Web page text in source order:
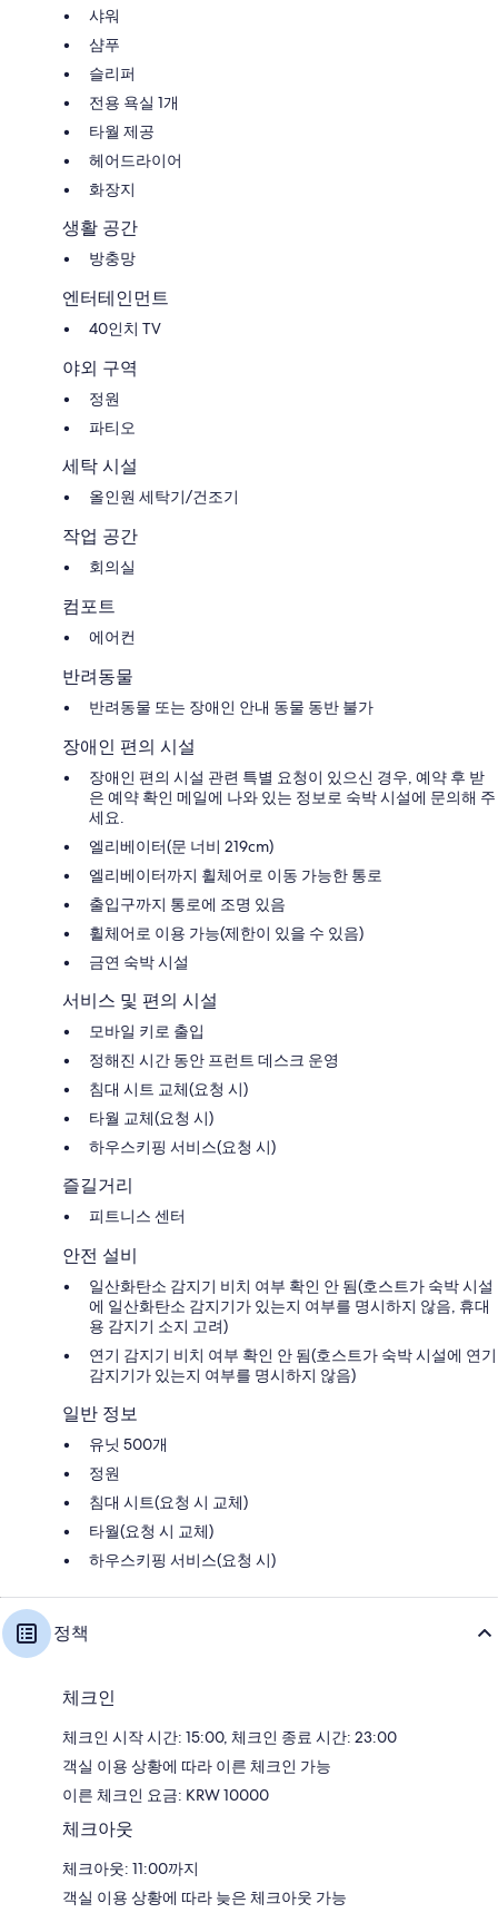
샤워
샴푸
슬리퍼
전용 욕실 1개
타월 제공
헤어드라이어
화장지
생활 공간
방충망
엔터테인먼트
40인치 TV
야외 구역
정원
파티오
세탁 시설
올인원 세탁기/건조기
작업 공간
회의실
컴포트
에어컨
반려동물
반려동물 또는 장애인 안내 동물 동반 불가
장애인 편의 시설
장애인 편의 시설 관련 특별 요청이 있으신 경우, 예약 후 받
은 예약 확인 메일에 나와 있는 정보로 숙박 시설에 문의해 주
세요.
엘리베이터(문 너비 219cm)
엘리베이터까지 휠체어로 이동 가능한 통로
출입구까지 통로에 조명 있음
휠체어로 이용 가능(제한이 있을 수 있음)
금연 숙박 시설
서비스 및 편의 시설
모바일 키로 출입
정해진 시간 동안 프런트 데스크 운영
침대 시트 교체(요청 시)
타월 교체(요청 시)
하우스키핑 서비스(요청 시)
즐길거리
피트니스 센터
안전 설비
일산화탄소 감지기 비치 여부 확인 안 됨(호스트가 숙박 시설
에 일산화탄소 감지기가 있는지 여부를 명시하지 않음, 휴대
용 감지기 소지 고려)
연기 감지기 비치 여부 확인 안 됨(호스트가 숙박 시설에 연기
감지기가 있는지 여부를 명시하지 않음)
일반 정보
유닛 500개
정원
침대 시트(요청 시 교체)
타월(요청 시 교체)
하우스키핑 서비스(요청 시)
정책
체크인
체크인 시작 시간: 15:00, 체크인 종료 시간: 23:00
객실 이용 상황에 따라 이른 체크인 가능
이른 체크인 요금: KRW 10000
체크아웃
체크아웃: 11:00까지
객실 이용 상황에 따라 늦은 체크아웃 가능